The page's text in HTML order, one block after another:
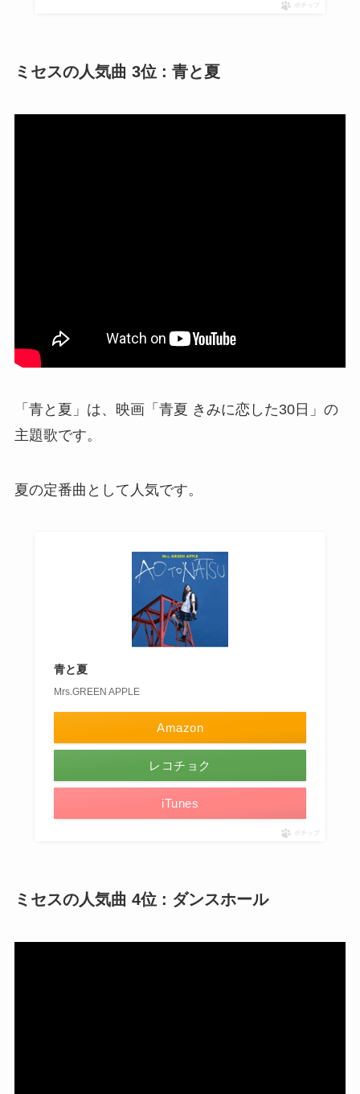
ポチップ
ミセスの人気曲 3位 : 青と夏
「青と夏」は、映画「青夏 きみに恋した30日」の
主題歌です。
夏の定番曲として人気です。
青と夏
Mrs.GREEN APPLE
Amazon
レコチョク
iTunes
ポチップ
ミセスの人気曲 4位 : ダンスホール